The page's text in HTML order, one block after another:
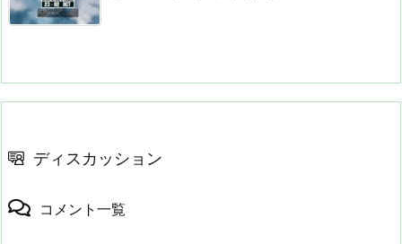
ディスカッション
コメント一覧